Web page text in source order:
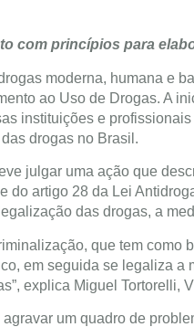
com princípios para
moderna, humana e
ao Uso de Drogas. A
instituições e
drogas no Brasil.
julgar uma ação que
do artigo 28 da Lei
das drogas, a
que tem como
em seguida se legaliza
explica Miguel Tortorelli,
um quadro de